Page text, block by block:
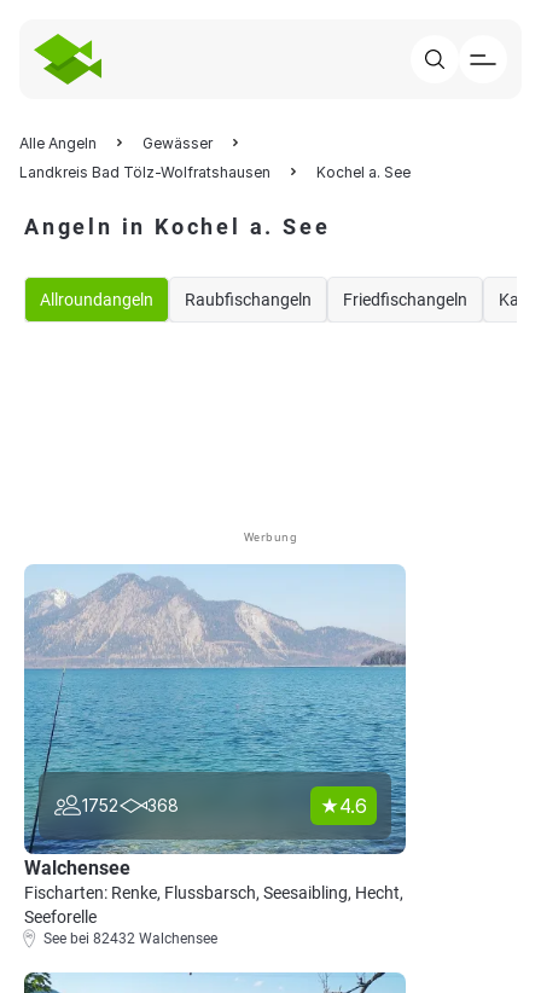
Alle Angeln
Gewässer
Landkreis Bad Tölz-Wolfratshausen
Kochel a. See
Angeln in Kochel a. See
Allroundangeln Raubfischangeln Friedfischangeln
Werbung
1752 368 4.6
Walchensee
Fischarten: Renke, Flussbarsch, Seesaibling, Hecht,
Seeforelle
See bei 82432 Walchensee